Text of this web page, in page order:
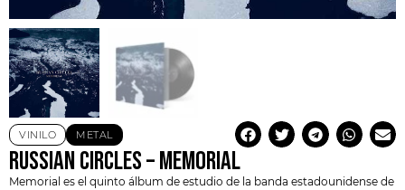
VINILO METAL
RUSSIAN CIRCLES – MEMORIAL
Memorial es el quinto álbum de estudio de la banda estadounidense de